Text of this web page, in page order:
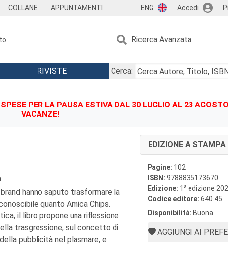
COLLANE APPUNTAMENTI ENG Accedi
Ricerca Avanzata
RIVISTE
Cerca:
PER LA PAUSA ESTIVA DAL 30 LUGLIO AL 23
VACANZE!
hanno saputo trasformare la
quanto Amica Chips.
il libro propone una riflessione
trasgressione, sul concetto di
pubblicità nel plasmare, e
EDIZIONE A STAMPA
Pagine: 102
ISBN: 9788835173670
Edizione: 1 a edizione
Codice editore: 640.45
Disponibilità: Buona
AGGIUNGI AI